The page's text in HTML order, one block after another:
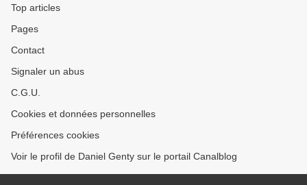
Top articles
Pages
Contact
Signaler un abus
C.G.U.
Cookies et données personnelles
Préférences cookies
Voir le profil de Daniel Genty sur le portail Canalblog